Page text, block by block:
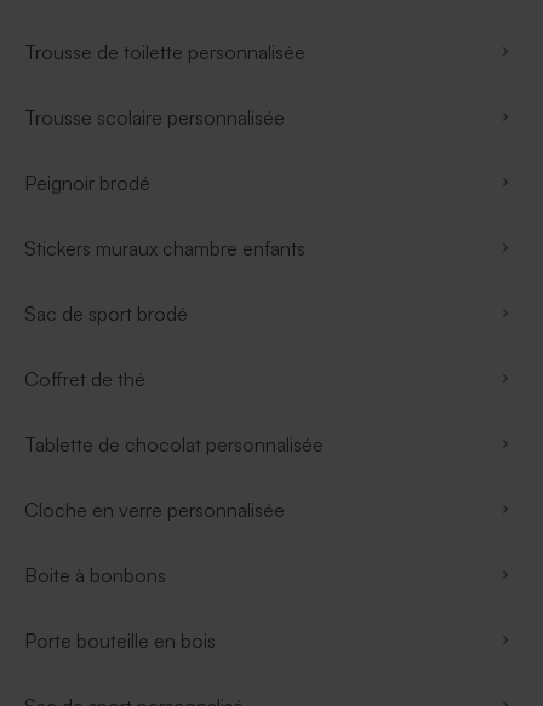
Trousse de toilette personnalisée
Trousse scolaire personnalisée
Peignoir brodé
Stickers muraux chambre enfants
Sac de sport brodé
Coffret de thé
Tablette de chocolat personnalisée
Cloche en verre personnalisée
Boite à bonbons
Porte bouteille en bois